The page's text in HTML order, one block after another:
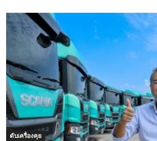
ดับเครื่องคุย